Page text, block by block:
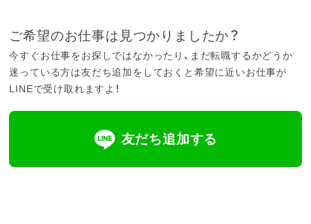
ご希望のお仕事は見つかりましたか？
今すぐお仕事をお探しではなかったり、まだ転職するかどうか
迷っている方は友だち追加をしておくと希望に近いお仕事が
LINEで受け取れますよ！
友だち追加する